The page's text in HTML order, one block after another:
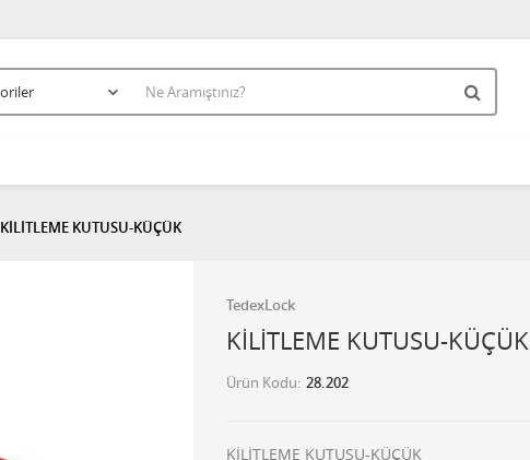
KİLİTLEME KUTUSU-KÜÇÜK
TedexLock
KİLİTLEME KUTUSU-KÜÇÜK
Ürün Kodu 28.202
KİLİTLEME KUTUSU-KÜÇÜK